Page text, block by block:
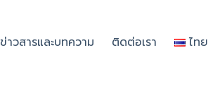
ข่าวสารและบทความ ติดต่อเรา ไทย